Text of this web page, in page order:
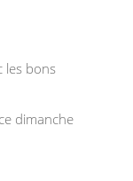
les bons
dimanche